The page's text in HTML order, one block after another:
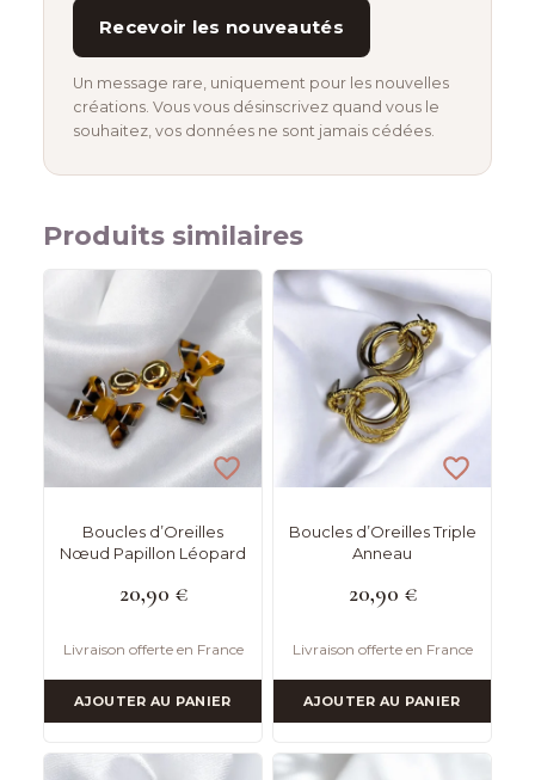
Recevoir les nouveautés
Un message rare, uniquement pour les nouvelles
créations. Vous vous désinscrivez quand vous le
souhaitez, vos données ne sont jamais cédées.
Produits similaires
Boucles d’Oreilles
Nœud Papillon Léopard
20,90 €
Livraison offerte en France
AJOUTER AU PANIER
Boucles d’Oreilles Triple
Anneau
20,90 €
Livraison offerte en France
AJOUTER AU PANIER